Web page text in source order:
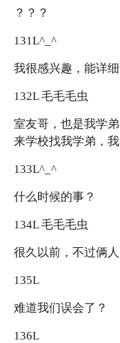
？？？
131L^_^
我很感兴趣，能详
132L 毛毛毛虫
室友哥，也是我学
来学校找我学弟，
133L^_^
什么时候的事？
134L 毛毛毛虫
很久以前，不过俩
135L
难道我们误会了？
136L